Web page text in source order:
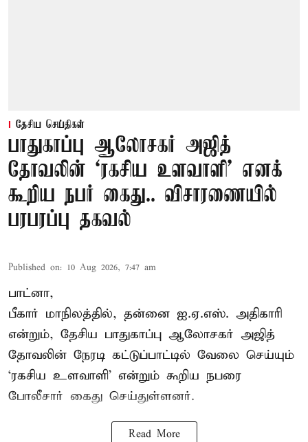
தேசிய செய்திகள்
பாதுகாப்பு ஆலோசகர் அஜித்
தோவலின் ‘ரகசிய உளவாளி’ எனக்
கூறிய நபர் கைது.. விசாரணையில்
பரபரப்பு தகவல்
Published on: 10 Aug 2026, 7:47 am
பாட்னா,
பீகார் மாநிலத்தில், தன்னை ஐ.ஏ.எஸ். அதிகாரி
என்றும், தேசிய பாதுகாப்பு ஆலோசகர் அஜித்
தோவலின் நேரடி கட்டுப்பாட்டில் வேலை செய்யும்
‘ரகசிய உளவாளி’ என்றும் கூறிய நபரை
போலீசார் கைது செய்துள்ளனர்.
Read More